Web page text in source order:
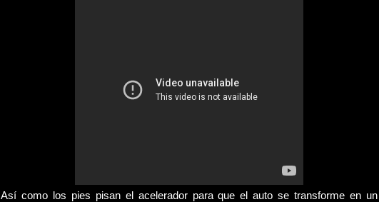
Así como los pies pisan el acelerador para que el auto se transforme en un